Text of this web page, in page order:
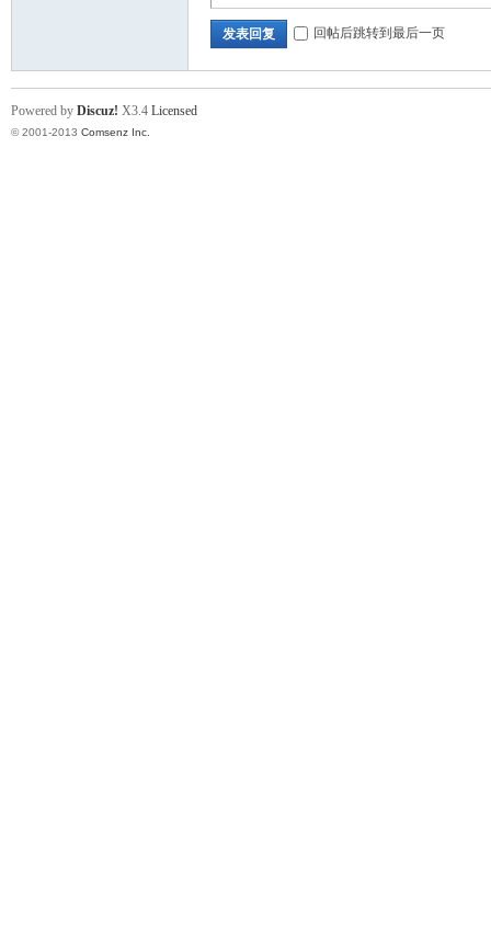
发表回复 回帖后跳转到最后一页
Powered by Discuz! X3.4 Licensed
© 2001-2013 Comsenz Inc.